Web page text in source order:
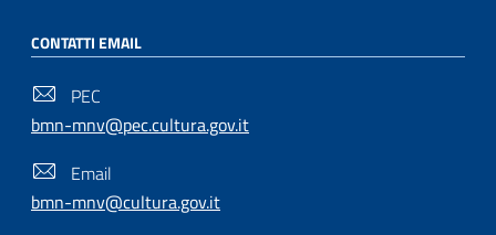
CONTATTI EMAIL
PEC
bmn-mnv@pec.cultura.gov.it
Email
bmn-mnv@cultura.gov.it